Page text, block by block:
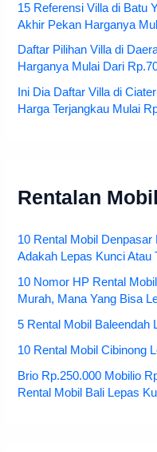
15 Referensi Villa di Batu
Akhir Pekan Harganya
Daftar Pilihan Villa di
Harganya Mulai Dari
Ini Dia Daftar Villa di
Harga Terjangkau Mulai
Rentalan Mobil
10 Rental Mobil
Adakah Lepas Kunci Atau
10 Nomor HP Rental
Murah, Mana Yang Bisa
5 Rental Mobil Baleendah
10 Rental Mobil Cibinong
Brio Rp.250.000 Mobilio
Rental Mobil Bali Lepas